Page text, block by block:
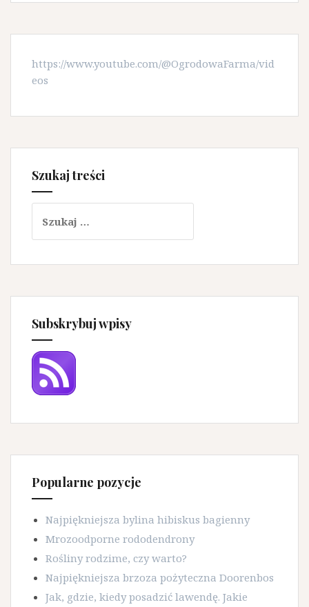
https://www.youtube.com/@OgrodowaFarma/vid
eos
Szukaj treści
Subskrybuj wpisy
Popularne pozycje
Najpiękniejsza bylina hibiskus bagienny
Mrozoodporne rododendrony
Rośliny rodzime, czy warto?
Najpiękniejsza brzoza pożyteczna Doorenbos
Jak, gdzie, kiedy posadzić lawendę. Jakie